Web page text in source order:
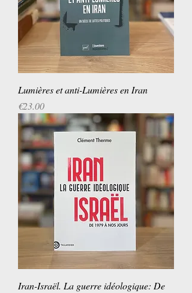
Lumières et anti-Lumières en Iran
Price
€23.00
Iran-Israël. La guerre idéologique: De